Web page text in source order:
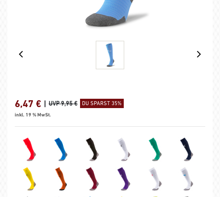
6,47 € | UVP 9,95 € DU SPARST 35%
inkl. 19 % MwSt.